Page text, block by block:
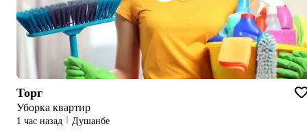
Торг
Уборка квартир
1 час назад Душанбе